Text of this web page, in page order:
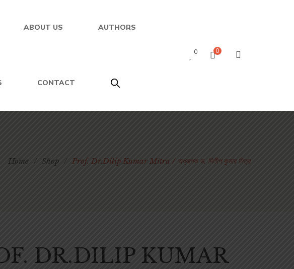
ABOUT US AUTHORS
CONTACT
0 0
Home / Shop / Prof. Dr.Dilip Kumar Mitra / অধ্যাপক ড. দিলীপ কুমার মিত্র
DR.DILIP KUMAR